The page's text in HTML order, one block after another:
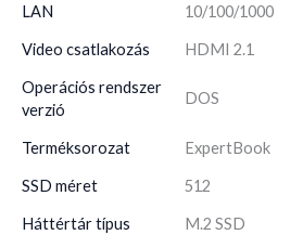
LAN 10/100/1000
Video csatlakozás HDMI 2.1
Operációs rendszer
verzió
DOS
Terméksorozat ExpertBook
SSD méret 512
Háttértár típus M.2 SSD